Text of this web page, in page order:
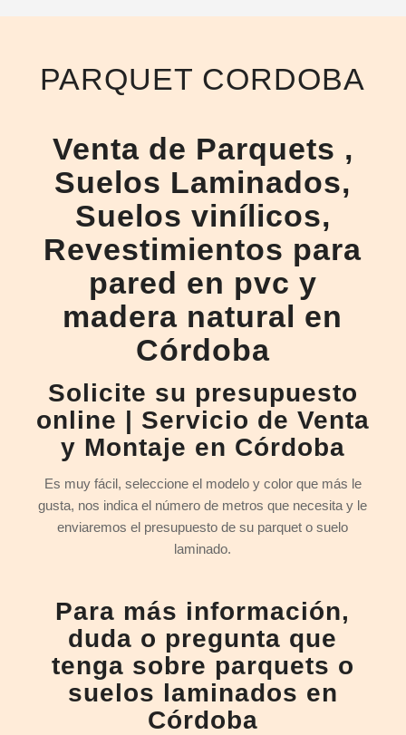
PARQUET CORDOBA
Venta de Parquets ,
Suelos Laminados,
Suelos vinílicos,
Revestimientos para
pared en pvc y
madera natural en
Córdoba
Solicite su presupuesto
online | Servicio de Venta
y Montaje en Córdoba
Es muy fácil, seleccione el modelo y color que más le
gusta, nos indica el número de metros que necesita y le
enviaremos el presupuesto de su parquet o suelo
laminado.
Para más información,
duda o pregunta que
tenga sobre parquets o
suelos laminados en
Córdoba